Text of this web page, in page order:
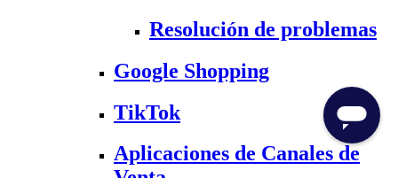
Resolución de problemas
Google Shopping
TikTok
Aplicaciones de Canales de